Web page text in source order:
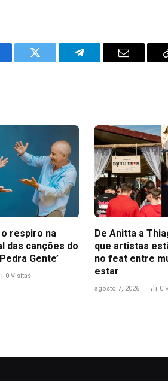
Twitter Telegram Email
o respiro na
das canções do
Gente’
0 Visitas
De Anitta a
que artistas
no feat entre
estar
agosto 7, 2026 0